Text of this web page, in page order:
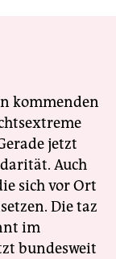
kommenden
jetzt
Auch
sich vor Ort
Die taz
im
bundesweit